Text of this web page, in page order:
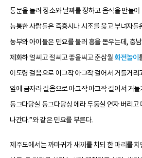
통문을 돌려 장소와 날짜를 정하고 음식을 만들어
능통한 사람들은 즉흥시나 시조를 읊고 부녀자들
농부와 아이들은 민요를 불러 흥을 돋우는데, 충
제화하 얼씨고 절씨고 좋을씨고 춘삼월 화전놀이
이도령 걸음으로 이그작 아그작 걸어서 거들거리
앞에 금자라 걸음으로 아그작 아그작 걸어서 거
둥그다당실 둥그다당싱 에라 두둥실 연자 버리고
나간다.”와 같은 민요를 부른다.
제주도에서는 까마귀가 새끼를 치되 한 마리를